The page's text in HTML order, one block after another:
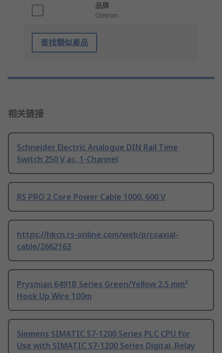
品牌
Omron
查找類似產品
相关链接
Schneider Electric Analogue DIN Rail Time
Switch 250 V ac, 1-Channel
RS PRO 2 Core Power Cable 1000, 600 V
https://hkcn.rs-online.com/web/p/coaxial-
cable/2662163
Prysmian 6491B Series Green/Yellow 2.5 mm²
Hook Up Wire 100m
Siemens SIMATIC S7-1200 Series PLC CPU for
Use with SIMATIC S7-1200 Series Digital, Relay